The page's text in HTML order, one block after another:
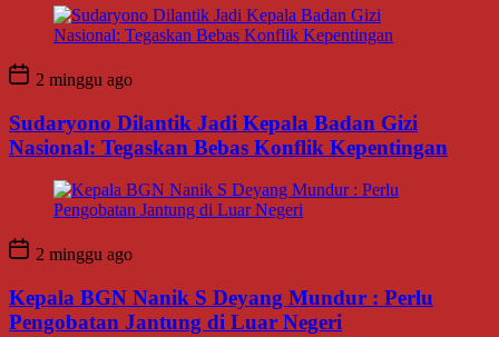
2 minggu ago
Sudaryono Dilantik Jadi Kepala Badan Gizi
Nasional: Tegaskan Bebas Konflik Kepentingan
2 minggu ago
Kepala BGN Nanik S Deyang Mundur : Perlu
Pengobatan Jantung di Luar Negeri